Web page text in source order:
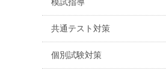
共通テスト対策
個別試験対策